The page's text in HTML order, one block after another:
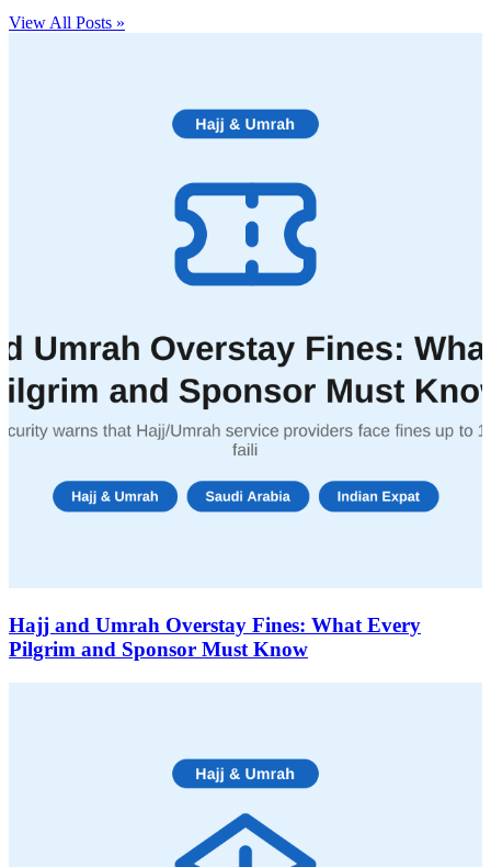
View All Posts »
Hajj and Umrah Overstay Fines: What Every
Pilgrim and Sponsor Must Know